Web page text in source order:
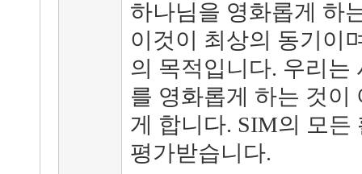
하나님을 영화롭게 하
이것이 최상의 동기이
의 목적입니다. 우리는
를 영화롭게 하는 것이
게 합니다. SIM의 모든
평가받습니다.